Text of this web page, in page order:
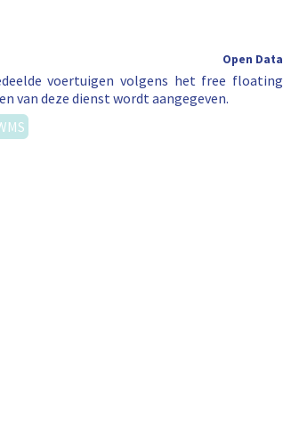
Open Data
voertuigen volgens het free floating
van deze dienst wordt aangegeven.